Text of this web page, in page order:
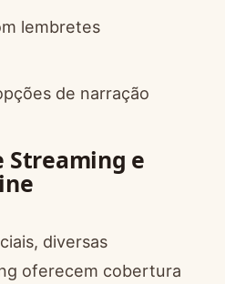
lembretes
de narração
Streaming e
diversas
oferecem cobertura